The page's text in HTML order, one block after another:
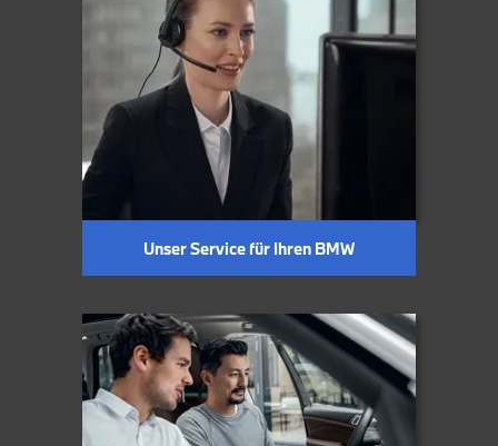
Unser Service für Ihren BMW